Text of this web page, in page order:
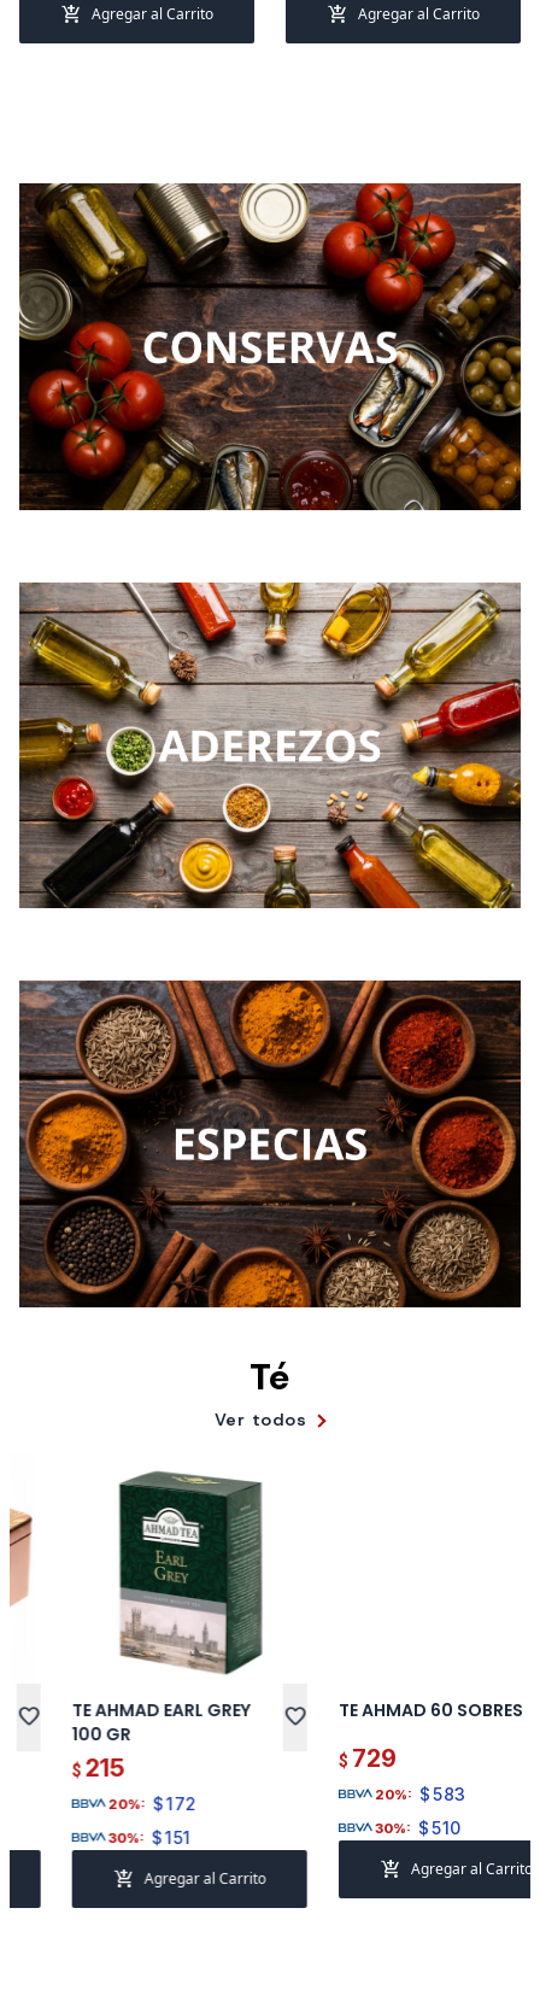
add_shopping_cart Agregar al Carrito add_shopping_cart Agregar al Carrito
Té
Ver todos
TE AHMAD EARL GREY
100 GR
favorite
215
20%: $172
30%: $151
Agregar al Carrito
TE AHMAD 60 SOBRES favorite
729
20%: $583
30%: $510
Agregar al Carrito